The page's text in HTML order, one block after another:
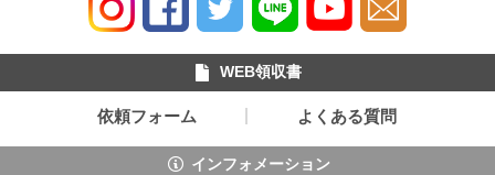
WEB領収書
依頼フォーム よくある質問
インフォメーション